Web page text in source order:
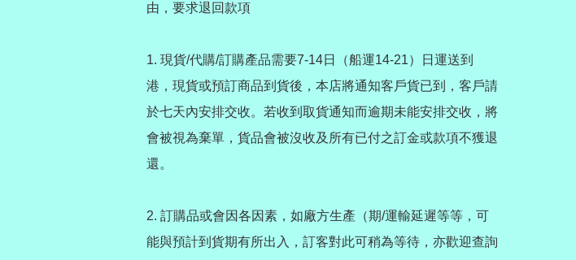
由，要求退回款項
1. 現貨/代購/訂購產品需要7-14日（船運14-21）日運送到
港，現貨或預訂商品到貨後，本店將通知客戶貨已到，客戶請
於七天內安排交收。若收到取貨通知而逾期未能安排交收，將
會被視為棄單，貨品會被沒收及所有已付之訂金或款項不獲退
還。
2. 訂購品或會因各因素，如廠方生產（期/運輸延遲等等，可
能與預計到貨期有所出入，訂客對此可稍為等待，亦歡迎查詢